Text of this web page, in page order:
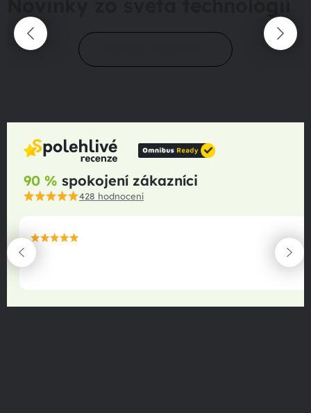
90 % spokojení zákazníci
428 hodnocení
maximální spokojenost
22.06.2025